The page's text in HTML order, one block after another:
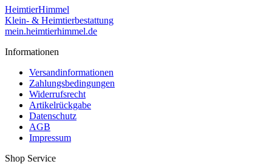
HeimtierHimmel
Klein- & Heimtierbestattung
mein.heimtierhimmel.de
Informationen
Versandinformationen
Zahlungsbedingungen
Widerrufsrecht
Artikelrückgabe
Datenschutz
AGB
Impressum
Shop Service